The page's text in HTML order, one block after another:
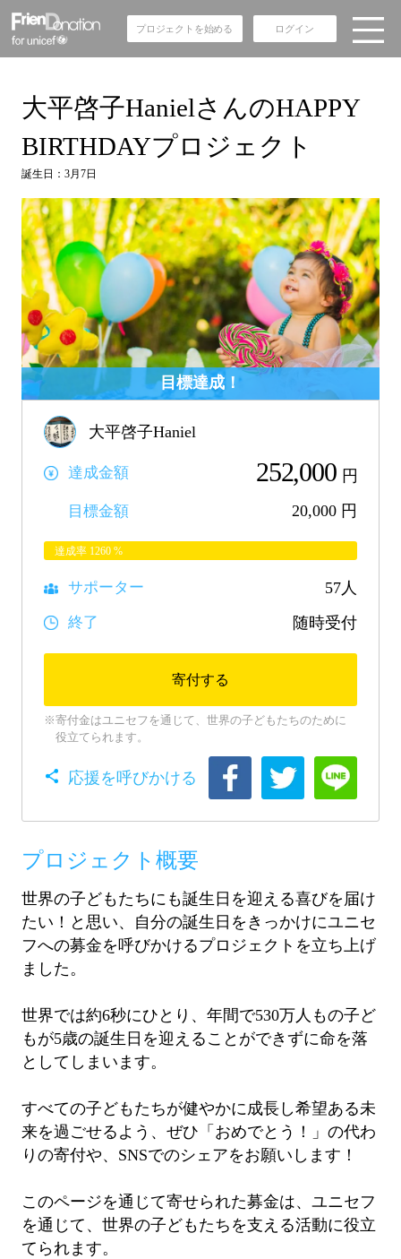
プロジェクトを始める ログイン
大平啓子HanielさんのHAPPY
BIRTHDAYプロジェクト
誕生日：3月7日
大平啓子Haniel
達成金額 252,000 円
目標金額 20,000 円
達成率 1260%
サポーター 57人
終了 随時受付
寄付する
寄付金はユニセフを通じて、世界の子どもたちのために
役立てられます。
応援を呼びかける
プロジェクト概要
世界の子どもたちにも誕生日を迎える喜びを届け
たい！と思い、自分の誕生日をきっかけにユニセ
フへの募金を呼びかけるプロジェクトを立ち上げ
ました。
世界では約6秒にひとり、年間で530万人もの子ど
もが5歳の誕生日を迎えることができずに命を落
としてしまいます。
すべての子どもたちが健やかに成長し希望ある未
来を過ごせるよう、ぜひ「おめでとう！」の代わ
りの寄付や、SNSでのシェアをお願いします！
このページを通じて寄せられた募金は、ユニセフ
を通じて、世界の子どもたちを支える活動に役立
てられます。